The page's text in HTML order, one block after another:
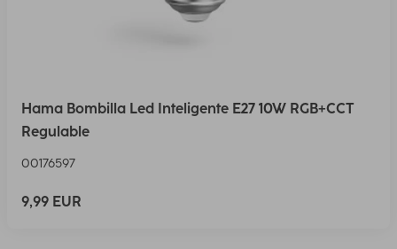
Hama Bombilla Led Inteligente E27 10W RGB+CCT
Regulable
00176597
9,99 EUR